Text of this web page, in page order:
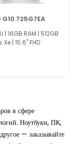
G10 725G7EA
| 16GB RAM | 512GB
Xe | 15.6" FHD
в сфере
Ноутбуки, ПК,
— заказывайте